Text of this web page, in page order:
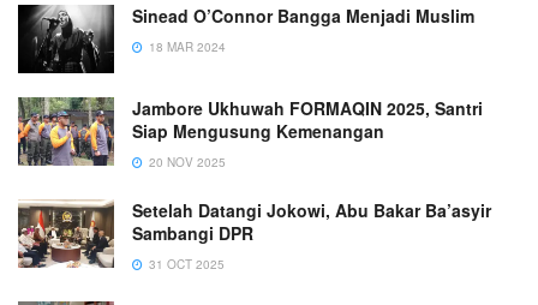
Sinead O’Connor Bangga Menjadi Muslim
18 MAR 2024
Jambore Ukhuwah FORMAQIN 2025, Santri
Siap Mengusung Kemenangan
20 NOV 2025
Setelah Datangi Jokowi, Abu Bakar Ba’asyir
Sambangi DPR
31 OCT 2025